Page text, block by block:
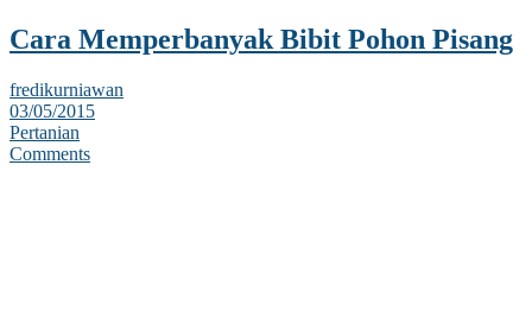
Cara Memperbanyak Bibit Pohon Pisang
fredikurniawan
03/05/2015
Pertanian
Comments